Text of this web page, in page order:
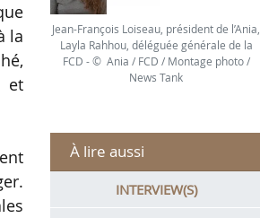
la
et
Jean-François Loiseau, président de l’Ania,
Layla Rahhou, déléguée générale de la
FCD - © Ania / FCD / Montage photo /
News Tank
À lire aussi
INTERVIEW(S)